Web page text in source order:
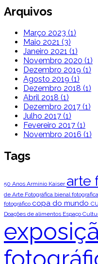
Arquivos
Março 2023 (1)
Maio 2021 (3)
Janeiro 2021 (1)
Novembro 2020 (1)
Dezembro 2019 (1)
Agosto 2019 (1)
Dezembro 2018 (1)
Abril 2018 (1)
Dezembro 2017 (1)
Julho 2017 (1)
Fevereiro 2017 (1)
Novembro 2016 (1)
Tags
50 Anos Armínio Kaiser arte
de Arte Fotográfica bienal fotografica
fotográfico copa do mundo
Doações de alimentos Espaço